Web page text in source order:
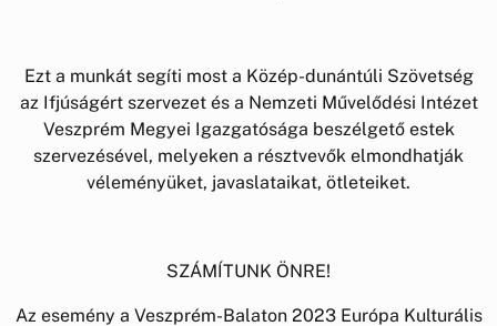
Ezt a munkát segíti most a Közép-dunántúli Szövetség
az Ifjúságért szervezet és a Nemzeti Művelődési Intézet
Veszprém Megyei Igazgatósága beszélgető estek
szervezésével, melyeken a résztvevők elmondhatják
véleményüket, javaslataikat, ötleteiket.
SZÁMÍTUNK ÖNRE!
Az esemény a Veszprém-Balaton 2023 Európa Kulturális